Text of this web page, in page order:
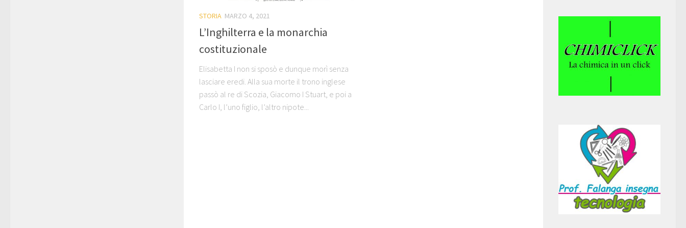
STORIA MARZO 4, 2021
L’Inghilterra e la monarchia
costituzionale
Elisabetta I non si sposò e dunque morì senza
lasciare eredi. Alla sua morte il trono inglese
passò al re di Scozia, Giacomo I Stuart, e poi a
Carlo I, l’uno figlio, l’altro nipote...